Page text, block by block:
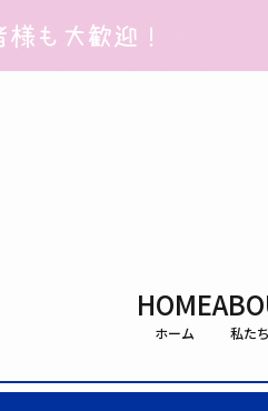
HOME
ホーム 私た